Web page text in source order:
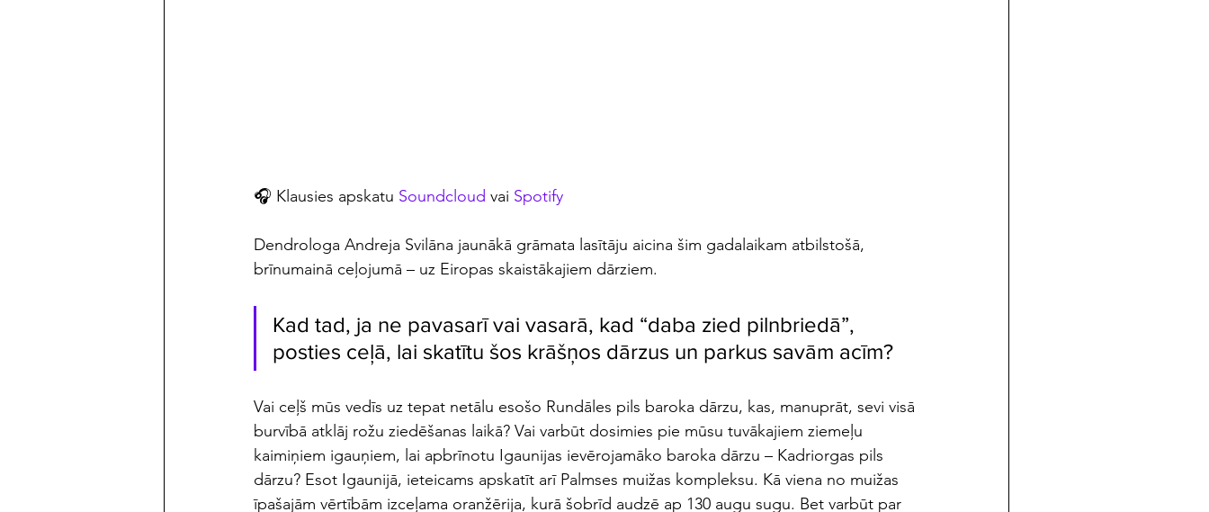
🎧 Klausies apskatu Soundcloud vai Spotify
Dendrologa Andreja Svilāna jaunākā grāmata lasītāju aicina šim gadalaikam atbilstošā,
brīnumainā ceļojumā – uz Eiropas skaistākajiem dārziem.
Kad tad, ja ne pavasarī vai vasarā, kad “daba zied pilnbriedā”,
posties ceļā, lai skatītu šos krāšņos dārzus un parkus savām acīm?
Vai ceļš mūs vedīs uz tepat netālu esošo Rundāles pils baroka dārzu, kas, manuprāt, sevi visā
burvībā atklāj rožu ziedēšanas laikā? Vai varbūt dosimies pie mūsu tuvākajiem ziemeļu
kaimiņiem igauņiem, lai apbrīnotu Igaunijas ievērojamāko baroka dārzu – Kadriorgas pils
dārzu? Esot Igaunijā, ieteicams apskatīt arī Palmses muižas kompleksu. Kā viena no muižas
īpašajām vērtībām izceļama oranžērija, kurā šobrīd audzē ap 130 augu sugu. Bet varbūt par